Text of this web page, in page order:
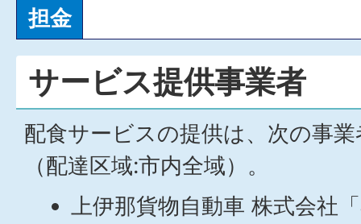
担金
サービス提供事業者
配食サービスの提供は、次の事
（配達区域:市内全域）。
上伊那貨物自動車 株式会社